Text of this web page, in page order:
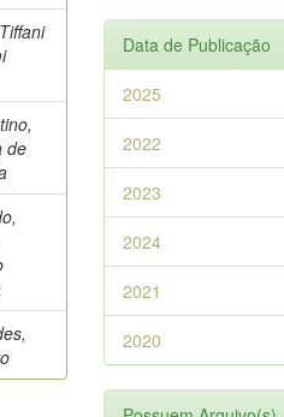
de
Data de Publicação
2025
2022
2023
2024
2021
2020